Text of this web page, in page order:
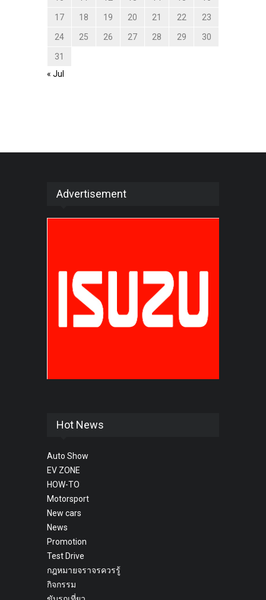
17 18 19 20 21 22 23
24 25 26 27 28 29 30
31
« Jul
Advertisement
Hot News
Auto Show
EV ZONE
HOW-TO
Motorsport
New cars
News
Promotion
Test Drive
กฎหมายจราจรควรรู้
กิจกรรม